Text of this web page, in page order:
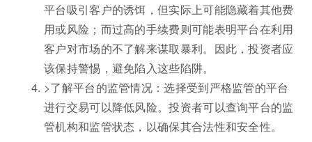
平台吸引客户的诱饵，但实际上可能隐藏着其他费
用或风险；而过高的手续费则可能表明平台在利用
客户对市场的不了解来谋取暴利。因此，投资者应
该保持警惕，避免陷入这些陷阱。
>了解平台的监管情况：选择受到严格监管的平台
进行交易可以降低风险。投资者可以查询平台的监
管机构和监管状态，以确保其合法性和安全性。